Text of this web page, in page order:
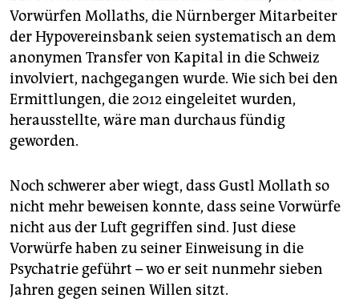
Vorwürfen Mollaths, die Nürnberger Mitarbeiter
der Hypovereinsbank seien systematisch an dem
anonymen Transfer von Kapital in die Schweiz
involviert, nachgegangen wurde. Wie sich bei den
Ermittlungen, die 2012 eingeleitet wurden,
herausstellte, wäre man durchaus fündig
geworden.
Noch schwerer aber wiegt, dass Gustl Mollath so
nicht mehr beweisen konnte, dass seine Vorwürfe
nicht aus der Luft gegriffen sind. Just diese
Vorwürfe haben zu seiner Einweisung in die
Psychatrie geführt – wo er seit nunmehr sieben
Jahren gegen seinen Willen sitzt.